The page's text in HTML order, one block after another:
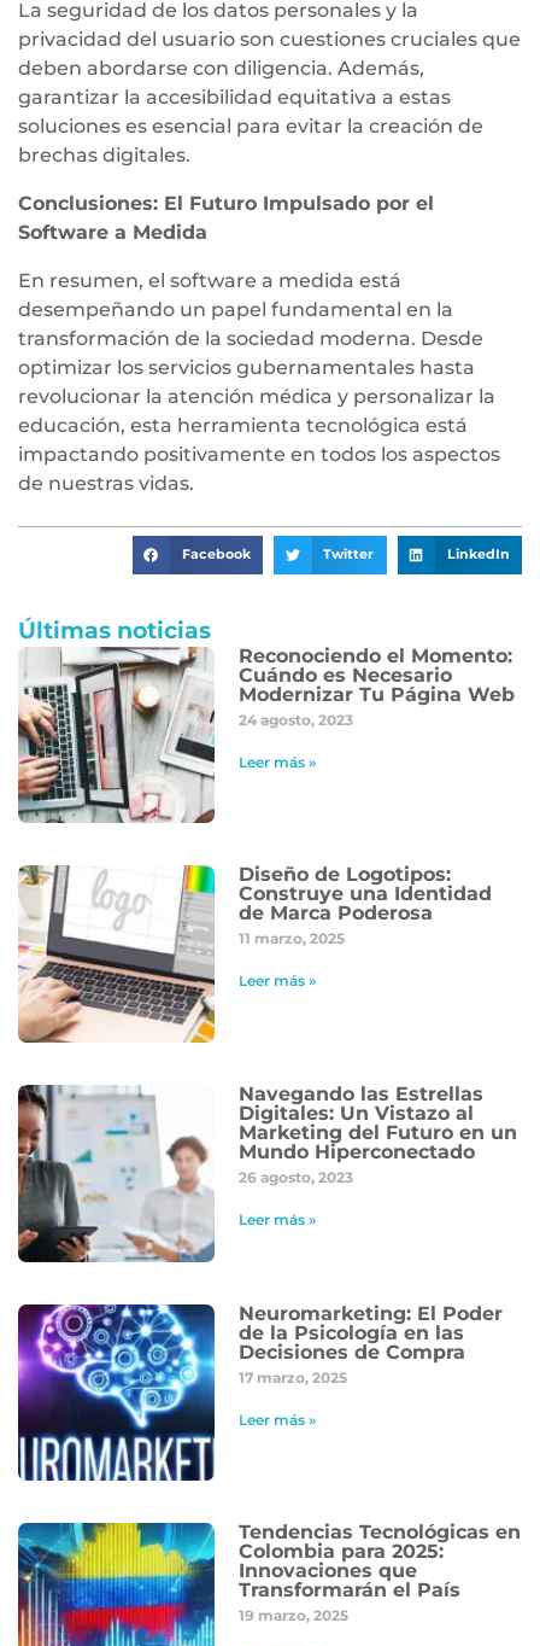
La seguridad de los datos personales y la
privacidad del usuario son cuestiones cruciales que
deben abordarse con diligencia. Además,
garantizar la accesibilidad equitativa a estas
soluciones es esencial para evitar la creación de
brechas digitales.
Conclusiones: El Futuro Impulsado por el
Software a Medida
En resumen, el software a medida está
desempeñando un papel fundamental en la
transformación de la sociedad moderna. Desde
optimizar los servicios gubernamentales hasta
revolucionar la atención médica y personalizar la
educación, esta herramienta tecnológica está
impactando positivamente en todos los aspectos
de nuestras vidas.
Facebook Twitter LinkedIn
Últimas noticias
Reconociendo el Momento:
Cuándo es Necesario
Modernizar Tu Página Web
24 agosto, 2023
Leer más »
Diseño de Logotipos:
Construye una Identidad
de Marca Poderosa
11 marzo, 2025
Leer más »
Navegando las Estrellas
Digitales: Un Vistazo al
Marketing del Futuro en un
Mundo Hiperconectado
26 agosto, 2023
Leer más »
Neuromarketing: El Poder
de la Psicología en las
Decisiones de Compra
17 marzo, 2025
Leer más »
Tendencias Tecnológicas en
Colombia para 2025:
Innovaciones que
Transformarán el País
19 marzo, 2025